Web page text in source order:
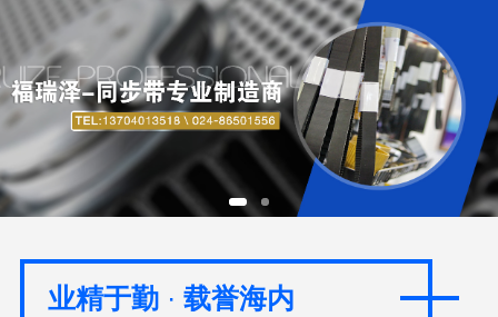
业精于勤 · 载誉海内